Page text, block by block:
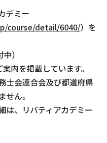
デミー
course/detail/6040/）を
）
内を掲載しています。
士会連合会及び都道府県
ん。
は、リバティアカデミー